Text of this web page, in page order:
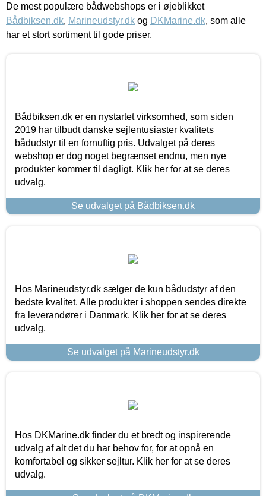
De mest populære bådwebshops er i øjeblikket
Bådbiksen.dk, Marineudstyr.dk og DKMarine.dk, som alle
har et stort sortiment til gode priser.
Bådbiksen.dk er en nystartet virksomhed, som siden
2019 har tilbudt danske sejlentusiaster kvalitets
bådudstyr til en fornuftig pris. Udvalget på deres
webshop er dog noget begrænset endnu, men nye
produkter kommer til dagligt. Klik her for at se deres
udvalg.
Se udvalget på Bådbiksen.dk
Hos Marineudstyr.dk sælger de kun bådudstyr af den
bedste kvalitet. Alle produkter i shoppen sendes direkte
fra leverandører i Danmark. Klik her for at se deres
udvalg.
Se udvalget på Marineudstyr.dk
Hos DKMarine.dk finder du et bredt og inspirerende
udvalg af alt det du har behov for, for at opnå en
komfortabel og sikker sejltur. Klik her for at se deres
udvalg.